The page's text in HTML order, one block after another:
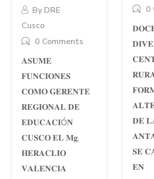
By DRE
Cusco
0 Comments
𝐀𝐒𝐔𝐌𝐄
𝐅𝐔𝐍𝐂𝐈𝐎𝐍𝐄𝐒
𝐂𝐎𝐌𝐎 𝐆𝐄𝐑𝐄𝐍𝐓𝐄
𝐑𝐄𝐆𝐈𝐎𝐍𝐀𝐋 𝐃𝐄
𝐄𝐃𝐔𝐂𝐀𝐂𝐈Ó𝐍
𝐂𝐔𝐒𝐂𝐎 𝐄𝐋 𝐌𝐠.
𝐇𝐄𝐑𝐀𝐂𝐋𝐈𝐎
𝐕𝐀𝐋𝐄𝐍𝐂𝐈𝐀
0
𝐃𝐄
𝐒𝐄
𝐄𝐍